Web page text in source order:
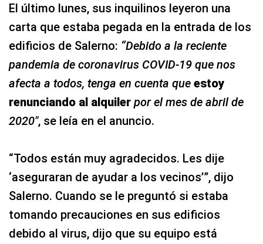
El último lunes, sus inquilinos leyeron una
carta que estaba pegada en la entrada de los
edificios de Salerno: “Debido a la reciente
pandemia de coronavirus COVID-19 que nos
afecta a todos, tenga en cuenta que estoy
renunciando al alquiler por el mes de abril de
2020″, se leía en el anuncio.
“Todos están muy agradecidos. Les dije
‘aseguraran de ayudar a los vecinos’”, dijo
Salerno. Cuando se le preguntó si estaba
tomando precauciones en sus edificios
debido al virus, dijo que su equipo está